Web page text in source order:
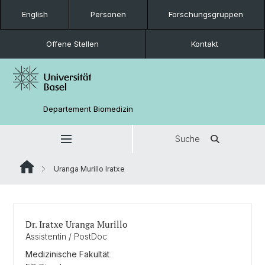
English Personen Forschungsgruppen
Offene Stellen Kontakt
Departement Biomedizin
Suche
Uranga Murillo Iratxe
Dr. Iratxe Uranga Murillo
Assistentin / PostDoc
Medizinische Fakultät